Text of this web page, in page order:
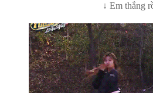
↓ Em thắng